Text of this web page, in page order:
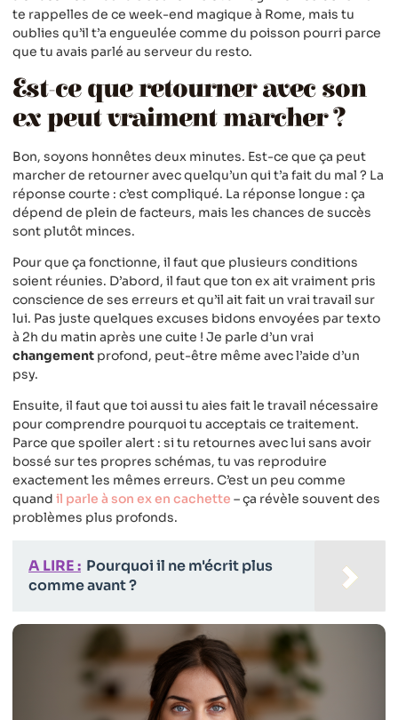
te rappelles de ce week-end magique à Rome, mais tu
oublies qu’il t’a engueulée comme du poisson pourri parce
que tu avais parlé au serveur du resto.
Est-ce que retourner avec son
ex peut vraiment marcher ?
Bon, soyons honnêtes deux minutes. Est-ce que ça peut
marcher de retourner avec quelqu’un qui t’a fait du mal ? La
réponse courte : c’est compliqué. La réponse longue : ça
dépend de plein de facteurs, mais les chances de succès
sont plutôt minces.
Pour que ça fonctionne, il faut que plusieurs conditions
soient réunies. D’abord, il faut que ton ex ait vraiment pris
conscience de ses erreurs et qu’il ait fait un vrai travail sur
lui. Pas juste quelques excuses bidons envoyées par texto
à 2h du matin après une cuite ! Je parle d’un vrai
changement profond, peut-être même avec l’aide d’un
psy.
Ensuite, il faut que toi aussi tu aies fait le travail nécessaire
pour comprendre pourquoi tu acceptais ce traitement.
Parce que spoiler alert : si tu retournes avec lui sans avoir
bossé sur tes propres schémas, tu vas reproduire
exactement les mêmes erreurs. C’est un peu comme
quand il parle à son ex en cachette – ça révèle souvent des
problèmes plus profonds.
A LIRE : Pourquoi il ne m'écrit plus
comme avant ?